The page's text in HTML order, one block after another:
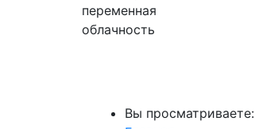
переменная
облачность
Вы просматриваете: